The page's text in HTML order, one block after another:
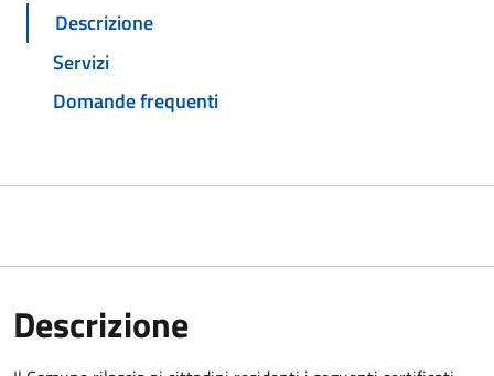
Descrizione
Servizi
Domande frequenti
Descrizione